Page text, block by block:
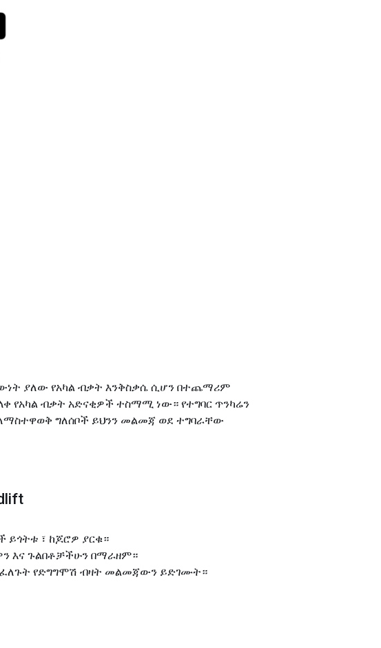
ያለው የአካል ብቃት እንቅስቃሴ ሲሆን በተጨማሪም
የአካል ብቃት አድናቂዎች ተስማሚ ነው። የተግባር ጥንካሬን
ግለሰቦች ይህንን መልመጃ ወደ ተግባራቸው
ይጎትቱ ፣ ከጆሮዎ ያርቁ።
እና ጉልበቶቻችሁን በማራዘም።
የድግግሞሽ ብዛት መልመጃውን ይድገሙት።